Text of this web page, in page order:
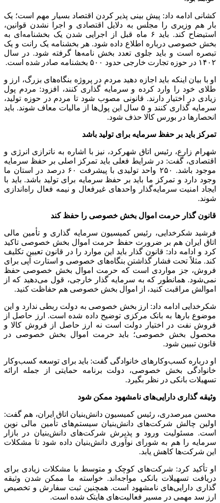
کشانی ادامه داد: پیش بینی پذیر کردن اقتصاد بسیار مهم است؛ یک
بار هم وزیری را مجلس به دلایل اقتصادی و اجرا نشدن قوانین،
استیضاح کند. باید ۶ ماه قبل از اجرایی شدن یک بخشنامه‌ای به
بخش خصوصی درباره اطلاع داده شود. هر بخشنامه یک رانت و یک
تبصره است و باید جلوی تعدد بخش نامه‌ها گرفته شود. در سال
۱۴۰۲ در حوزه تجارت خارجی حدود ۵۰۰ بخشنامه صادر شده است.
او با بیان اینکه باید اجازه دهید مردم در پروژه بنگاه‌های بزرگ، ارز و
طلای خود را وارد کرده و سرمایه گذاری کنند، افزود: مردم پول
زیادی در اختیار دارند. قانونی مصوب شود تا مردم در حوزه تولید،
سرمایه گذاری کنند و ۵ سال این پول‌ها از مالیات معاف شوند. باید
انحصار‌ها در بورس کالا حذف شود.
تمرکز باید بر حفظ سرمایه برای تولید باشد
شهرام زارع، رئیس اتاق شهرکرد، نیز با اشاره به ناترازی انرژی و
اقتصادی، گفت: در شرایط فعلی باید تمرکز اصلی بر حفظ سرمایه
موجود باشد. ۲۵۰ واحد تولیدی با پیشرفت ۶۰ درصد در استان ما
وجود دارد و تمرکز ما باید بر حفظ سرمایه برای تولید باشد. باید با
ایجاد امنیت سرمایه‌گذار واحد‌های غیرفعال و نیمه فعال راه‌اندازی
شوند.
قانون گذار حرمت اموال بخش خصوصی را حفظ کند
فرشید شکرخدایی، رئیس کمیسیون سرمایه گذاری و تأمین مالی
اتاق ایران هم بر ضرورت حفظ حرمت اموال بخش خصوصی تاکید
کرد و ادامه داد: قانون گذار باید این موارد را در قانون تعیین تکلیف
کند. مثلاً تحت فشار گذاشتن بنگاه‌های خصوصی و استارت آپی برای
فروش، جز مواردی است که حرمت اموال بخش خصوصی حفظ
نمی‌شود. همانطور که به سرمایه گذار خارجی، قول می‌دهید که از
اموالش مراقبت کنید، از اموال بخش خصوصی هم حفاظت کنید.
شکرخدایی ادامه داد: ارز بخش خصوصی به دولت ربطی ندارد و این
موضوع بار‌ها به بانک مرکزی توضیح داده شده است. ارز حاصل از
فروش نفت در اختیار دولت است نه ارز حاصل از فروش کالا و
محصول بخش خصوصی؛ باید حرمت اموال بخش خصوصی در
قانون تبیین شود.
او درباره کسب‌وکار‌های خانوادگی گفت: باید برای توسعه کسب‌وکار
خانوادگی بخش خصوصی، دولت برنامه حمایتی از جمله ارائه
تسهیلات بانکی در نظر بگیرد.
وثیقه گذاری دارایی‌های نامشهود ممکن شود
محسن میرصدری، رئیس کمیسیون دانش‌بنیان اتاق ایران، هم گفت:
اولین چالش شرکت‌های دانش‌بنیان سیستم‌های تأمین مالی نوین
است. مسئولیت ورود و پذیرش شرکت‌های دانش‌بنیان در بازار
سرمایه را هم به شورای نوآوری دانش‌بنیان داده شود تا مشکلات
این شرکت‌ها کاهش یابد.
او تأکید کرد: شرکت‌های کوچک و متوسط با مشکلات زیادی برای
دریافت تسهیلات بانکی مواجه‌اند. خواسته ما ممکن شدن وثیقه
گذاری دارایی‌های نامشهود است. همچنین ثبت سفارش و تخصیص
ارز سد مهمی در مسیر فعالیت‌های هایتک شده است.